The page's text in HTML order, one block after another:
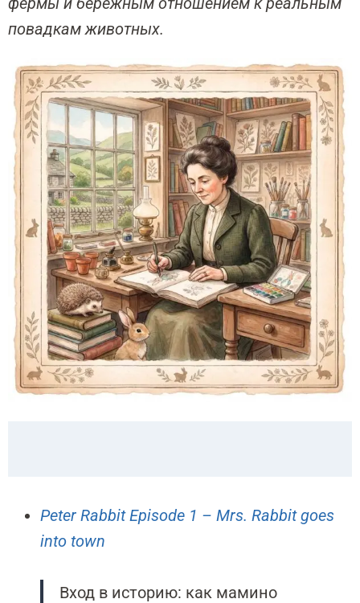
повадкам животных.
Peter Rabbit Episode 1 – Mrs. Rabbit goes
into town
Вход в историю: как мамино